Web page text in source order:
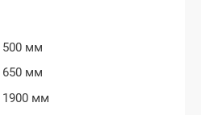
500 мм
650 мм
1900 мм